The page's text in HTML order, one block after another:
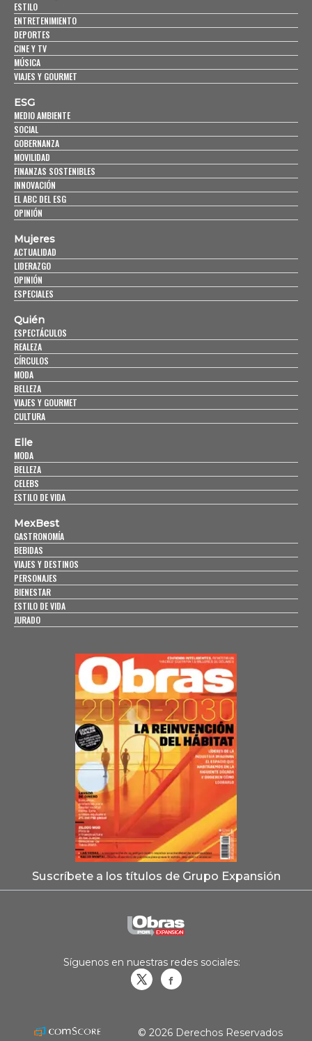
ESTILO
ENTRETENIMIENTO
DEPORTES
CINE Y TV
MÚSICA
VIAJES Y GOURMET
ESG
MEDIO AMBIENTE
SOCIAL
GOBERNANZA
MOVILIDAD
FINANZAS SOSTENIBLES
INNOVACIÓN
EL ABC DEL ESG
OPINIÓN
Mujeres
ACTUALIDAD
LIDERAZGO
OPINIÓN
ESPECIALES
Quién
ESPECTÁCULOS
REALEZA
CÍRCULOS
MODA
BELLEZA
VIAJES Y GOURMET
CULTURA
Elle
MODA
BELLEZA
CELEBS
ESTILO DE VIDA
MexBest
GASTRONOMÍA
BEBIDAS
VIAJES Y DESTINOS
PERSONAJES
BIENESTAR
ESTILO DE VIDA
JURADO
Suscríbete a los títulos de Grupo Expansión
Síguenos en nuestras redes sociales:
© 2026 Derechos Reservados